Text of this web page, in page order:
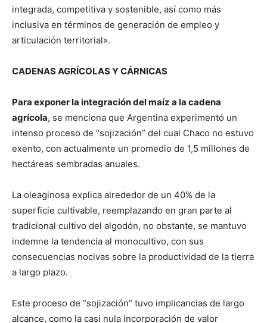
integrada, competitiva y sostenible, así como más
inclusiva en términos de generación de empleo y
articulación territorial».
CADENAS AGRÍCOLAS Y CÁRNICAS
Para exponer la integración del maíz a la cadena
agrícola, se menciona que Argentina experimentó un
intenso proceso de “sojización” del cual Chaco no estuvo
exento, con actualmente un promedio de 1,5 millones de
hectáreas sembradas anuales.
La oleaginosa explica alrededor de un 40% de la
superficie cultivable, reemplazando en gran parte al
tradicional cultivo del algodón, no obstante, se mantuvo
indemne la tendencia al monocultivo, con sus
consecuencias nocivas sobre la productividad de la tierra
a largo plazo.
Este proceso de “sojización” tuvo implicancias de largo
alcance, como la casi nula incorporación de valor